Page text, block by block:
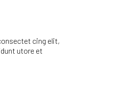
cing elit,
utore et